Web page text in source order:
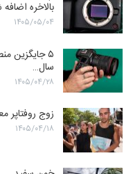
بالاخره
۱۴۰۵/۰۵/۰۴
۵ جایگزین
سال…
۱۴۰۵/۰۴/۲۸
زوج روفتاپر
۱۴۰۵/۰۴/۱۸